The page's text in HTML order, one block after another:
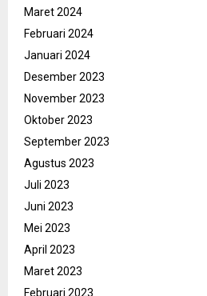
Maret 2024
Februari 2024
Januari 2024
Desember 2023
November 2023
Oktober 2023
September 2023
Agustus 2023
Juli 2023
Juni 2023
Mei 2023
April 2023
Maret 2023
Februari 2023